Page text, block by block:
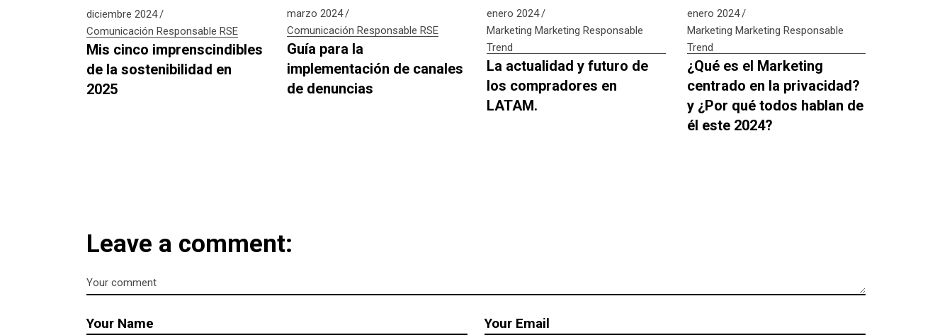
diciembre 2024
Comunicación Responsable RSE
Mis cinco imprenscindibles
de la sostenibilidad en
2025
marzo 2024
Comunicación Responsable RSE
Guía para la
implementación de canales
de denuncias
enero 2024
Marketing Marketing Responsable
Trend
La actualidad y futuro de
los compradores en
LATAM.
enero 2024
Marketing Marketing Responsable
Trend
¿Qué es el Marketing
centrado en la privacidad?
y ¿Por qué todos hablan de
él este 2024?
Leave a comment: